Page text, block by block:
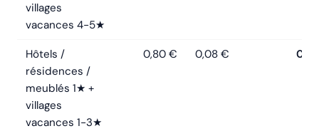
villages
vacances 4-5★
Hôtels /
résidences /
meublés 1★ +
villages
vacances 1-3★
0,80 € 0,08 €